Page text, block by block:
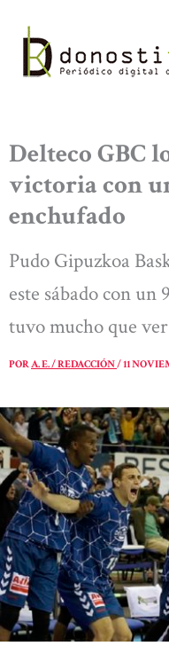
contenido
Delteco GBC
victoria con
enchufado
Pudo Gipuzkoa
este sábado con un
tuvo mucho que
PORA. E. / REDACCIÓN/11